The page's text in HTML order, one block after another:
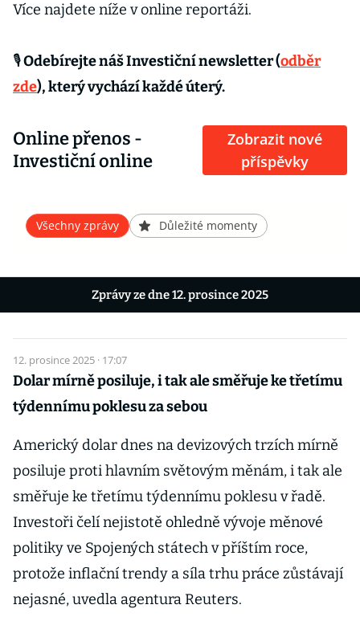
Více najdete níže v online reportáži.
🎙 Odebírejte náš Investiční newsletter (odběr
zde), který vychází každé úterý.
Online přenos -
Investiční online
Zobrazit nové
příspěvky
Všechny zprávy Důležité momenty
Zprávy ze dne 12. prosince 2025
12. prosince 2025 · 17:07
Dolar mírně posiluje, i tak ale směřuje ke třetímu
týdennímu poklesu za sebou
Americký dolar dnes na devizových trzích mírně
posiluje proti hlavním světovým měnám, i tak ale
směřuje ke třetímu týdennímu poklesu v řadě.
Investoři čelí nejistotě ohledně vývoje měnové
politiky ve Spojených státech v příštím roce,
protože inflační trendy a síla trhu práce zůstávají
nejasné, uvedla agentura Reuters.